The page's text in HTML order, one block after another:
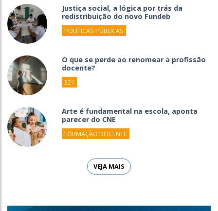
Justiça social, a lógica por trás da
redistribuição do novo Fundeb
POLÍTICAS PÚBLICAS
O que se perde ao renomear a profissão
docente?
321
Arte é fundamental na escola, aponta
parecer do CNE
FORMAÇÃO DOCENTE
VEJA MAIS